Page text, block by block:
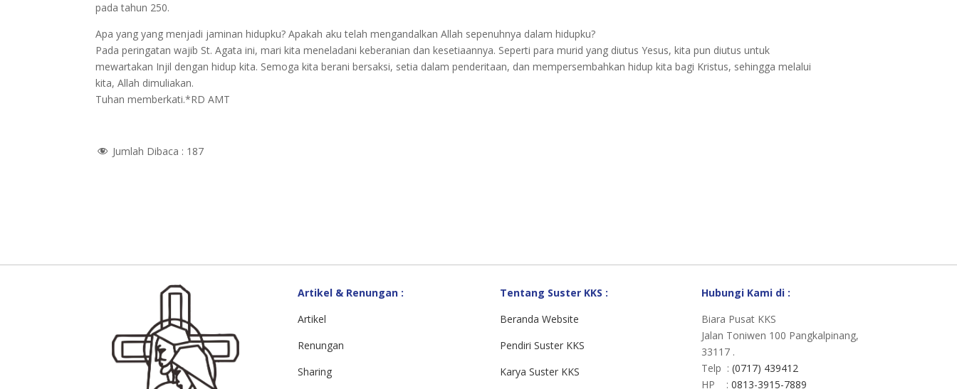
pada tahun 250.
Apa yang yang menjadi jaminan hidupku? Apakah aku telah mengandalkan Allah sepenuhnya dalam hidupku?
Pada peringatan wajib St. Agata ini, mari kita meneladani keberanian dan kesetiaannya. Seperti para murid yang diutus Yesus, kita pun diutus untuk
mewartakan Injil dengan hidup kita. Semoga kita berani bersaksi, setia dalam penderitaan, dan mempersembahkan hidup kita bagi Kristus, sehingga melalui
kita, Allah dimuliakan.
Tuhan memberkati.*RD AMT
Jumlah Dibaca : 187
Artikel & Renungan :
Artikel
Renungan
Sharing
Tentang Suster KKS :
Beranda Website
Pendiri Suster KKS
Karya Suster KKS
Hubungi Kami di :
Biara Pusat KKS
Jalan Toniwen 100 Pangkalpinang,
33117 .
Telp :(0717) 439412
HP :0813-3915-7889